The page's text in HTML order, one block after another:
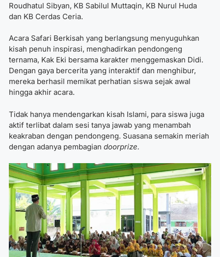
Roudhatul Sibyan, KB Sabilul Muttaqin, KB Nurul Huda
dan KB Cerdas Ceria.
Acara Safari Berkisah yang berlangsung menyuguhkan
kisah penuh inspirasi, menghadirkan pendongeng
ternama, Kak Eki bersama karakter menggemaskan Didi.
Dengan gaya bercerita yang interaktif dan menghibur,
mereka berhasil memikat perhatian siswa sejak awal
hingga akhir acara.
Tidak hanya mendengarkan kisah Islami, para siswa juga
aktif terlibat dalam sesi tanya jawab yang menambah
keakraban dengan pendongeng. Suasana semakin meriah
dengan adanya pembagian doorprize.